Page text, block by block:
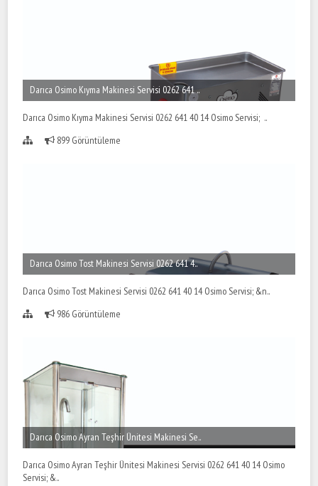
Darıca Osimo Kıyma Makinesi Servisi 0262 641 ..
Darıca Osimo Kıyma Makinesi Servisi 0262 641 40 14 Osimo Servisi; ..
899 Görüntüleme
Darıca Osimo Tost Makinesi Servisi 0262 641 4..
Darıca Osimo Tost Makinesi Servisi 0262 641 40 14 Osimo Servisi; &n..
986 Görüntüleme
Darıca Osimo Ayran Teşhir Ünitesi Makinesi Se..
Darıca Osimo Ayran Teşhir Ünitesi Makinesi Servisi 0262 641 40 14 Osimo
Servisi; &..